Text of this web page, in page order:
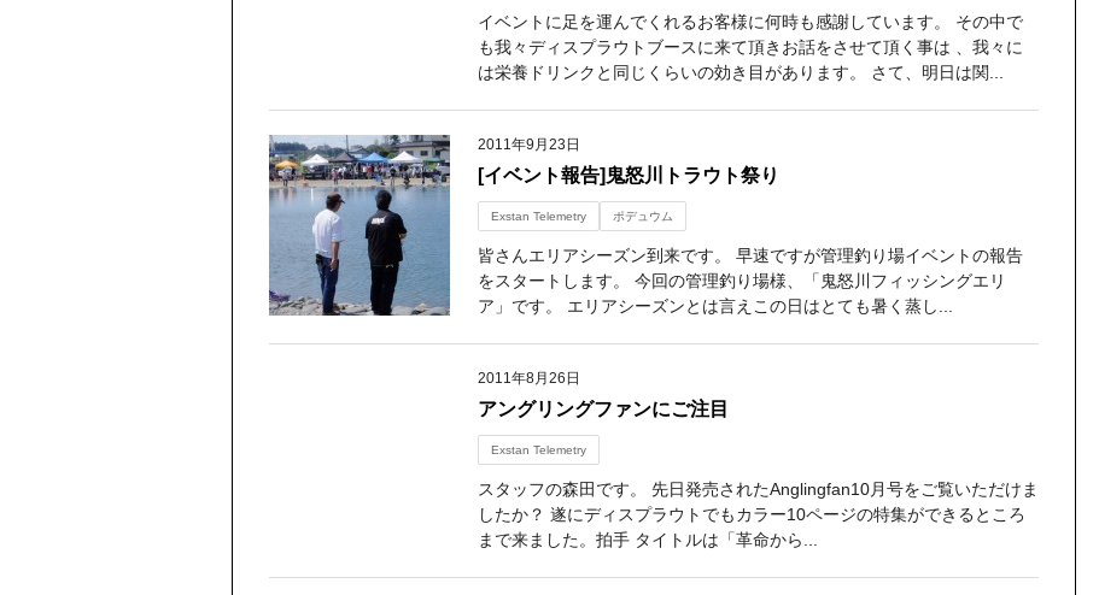
イベントに足を運んでくれるお客様に何時も感謝しています。 その中で
も我々ディスプラウトブースに来て頂きお話をさせて頂く事は 、我々に
は栄養ドリンクと同じくらいの効き目があります。 さて、明日は関...
2011年9月23日
[イベント報告]鬼怒川トラウト祭り
Exstan Telemetry ポデュウム
皆さんエリアシーズン到来です。 早速ですが管理釣り場イベントの報告
をスタートします。 今回の管理釣り場様、「鬼怒川フィッシングエリ
ア」です。 エリアシーズンとは言えこの日はとても暑く蒸し...
2011年8月26日
アングリングファンにご注目
Exstan Telemetry
スタッフの森田です。 先日発売されたAnglingfan10月号をご覧いただけま
したか？ 遂にディスプラウトでもカラー10ページの特集ができるところ
まで来ました。拍手 タイトルは「革命から...